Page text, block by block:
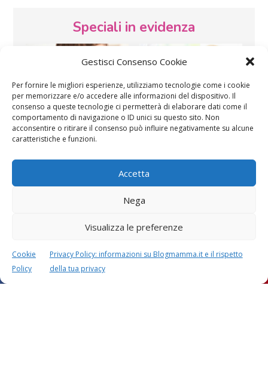
Gestisci Consenso Cookie
Per fornire le migliori esperienze, utilizziamo tecnologie come i cookie
per memorizzare e/o accedere alle informazioni del dispositivo. Il
consenso a queste tecnologie ci permetterà di elaborare dati come il
comportamento di navigazione o ID unici su questo sito. Non
acconsentire o ritirare il consenso può influire negativamente su alcune
caratteristiche e funzioni.
Accetta
Nega
Visualizza le preferenze
Cookie
Policy
Privacy Policy: informazioni su Blogmamma.it e il rispetto
della tua privacy
Speciali in evidenza
Vaccini SOS Pediatra
Festa della mamma:
d’auguri, filastrocche
Le settimane di